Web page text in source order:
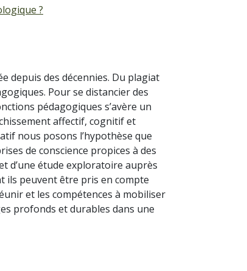
?
depuis des décennies. Du plagiat
Pour se distancier des
pédagogiques s’avère un
affectif, cognitif et
nous posons l’hypothèse que
de conscience propices à des
d’une étude exploratoire auprès
ils peuvent être pris en compte
et les compétences à mobiliser
profonds et durables dans une